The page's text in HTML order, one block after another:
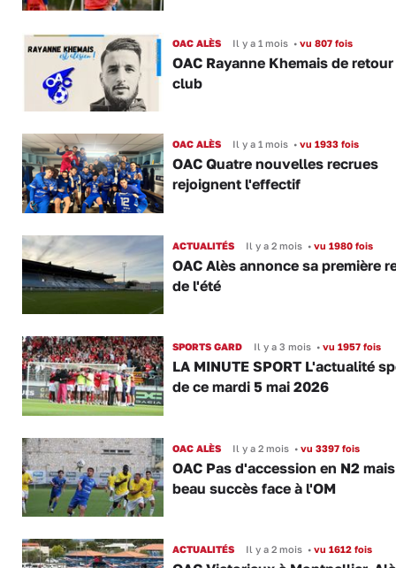
OAC ALÈS Il y a 1 mois •vu 807 fois
OAC Rayanne Khemais de
club
OAC ALÈS Il y a 1 mois •vu 1933 fois
OAC Quatre nouvelles recrues
rejoignent l'effectif
ACTUALITÉS Il y a 2 mois •vu 1980 fois
OAC Alès annonce sa première
de l'été
SPORTS GARD Il y a 3 mois •vu 1957 fois
LA MINUTE SPORT L'actualité
de ce mardi 5 mai 2026
OAC ALÈS Il y a 2 mois •vu 3397 fois
OAC Pas d'accession en N2
beau succès face à l'OM
ACTUALITÉS Il y a 2 mois •vu 1612 fois